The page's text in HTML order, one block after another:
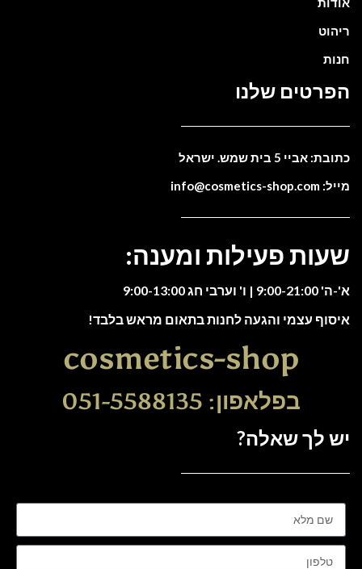
ריהוט
חנות
הפרטים שלנו
כתובת: אביי 5 בית שמש. ישראל
מייל: info@cosmetics-shop.com
שעות פעילות ומענה:
א'-ה' 9:00-21:00 | ו' וערבי חג 9:00-13:00
איסוף עצמי והגעה לחנות בתאום מראש בלבד!
cosmetics-shop
בפלאפון: 051-5588135
יש לך שאלה?